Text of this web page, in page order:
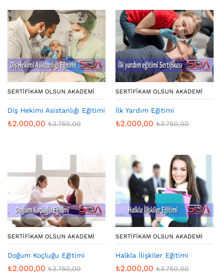
SERTIFIKAM OLSUN AKADEMI
Diş Hekimi Asistanlığı Eğitimi
₺2.000,00 ₺3.750,00
SERTIFIKAM OLSUN AKADEMI
İlk Yardım Eğitimi
₺2.000,00 ₺3.750,00
SERTIFIKAM OLSUN AKADEMI
Doğum Koçluğu Eğitimi
₺2.000,00 ₺3.750,00
SERTIFIKAM OLSUN AKADEMI
Halkla İlişkiler Eğitimi
₺2.000,00 ₺3.750,00